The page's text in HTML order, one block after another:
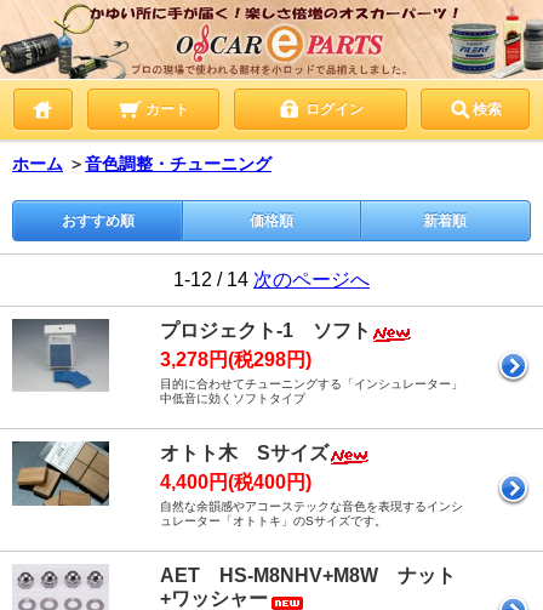
カート ログイン 検索
ホーム ＞音色調整・チューニング
おすすめ順 価格順 新着順
1-12 / 14 次のページへ
プロジェクト-1 ソフト
3,278円(税298円)
目的に合わせてチューニングする「インシュレーター」
中低音に効くソフトタイプ
オトト木 Sサイズ
4,400円(税400円)
自然な余韻感やアコーステックな音色を表現するインシ
ュレーター「オトトキ」のSサイズです。
AET HS-M8NHV+M8W ナット
+ワッシャー